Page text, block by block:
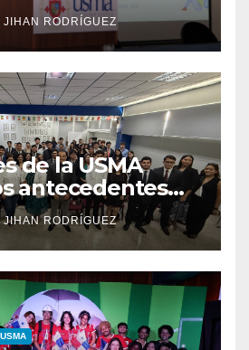
y conductas de
adolescentes
JIHAN RODRÍGUEZ
de la USMA
antecedentes
Romano junto a
JIHAN RODRÍGUEZ